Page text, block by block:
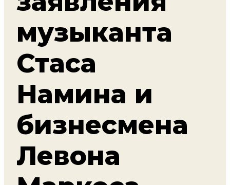
музыканта
Стаса
Намина и
бизнесмена
Левона